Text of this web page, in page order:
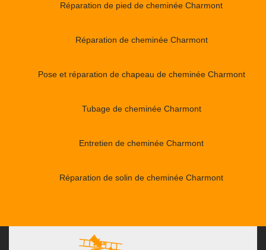
Réparation de pied de cheminée Charmont
Réparation de cheminée Charmont
Pose et réparation de chapeau de cheminée Charmont
Tubage de cheminée Charmont
Entretien de cheminée Charmont
Réparation de solin de cheminée Charmont